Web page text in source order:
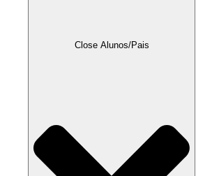
Close Alunos/Pais